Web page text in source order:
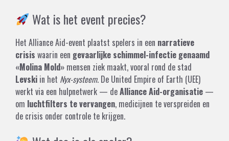
Wat is het event precies?
Het Alliance Aid-event plaatst spelers in een narratieve
crisis waarin een gevaarlijke schimmel-infectie genaamd
«Molina Mold» mensen ziek maakt, vooral rond de stad
Levski in het Nyx-systeem. De United Empire of Earth (UEE)
werkt via een hulpnetwerk — deAlliance Aid-organisatie —
om luchtfilters te vervangen, medicijnen te verspreiden en
de crisis onder controle te krijgen.